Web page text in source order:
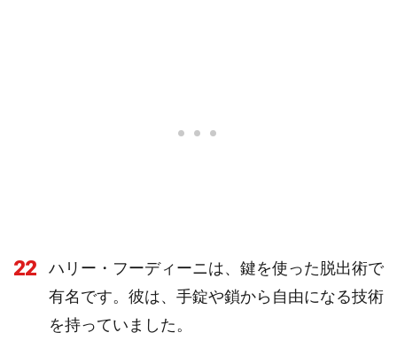
22
ハリー・フーディーニは、鍵を使った脱出術で
有名です。彼は、手錠や鎖から自由になる技術
を持っていました。